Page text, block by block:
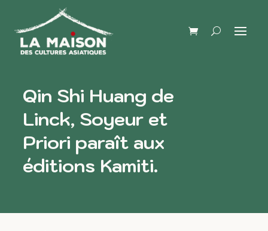
Qin Shi Huang de
Linck, Soyeur et
Priori paraît aux
éditions Kamiti.